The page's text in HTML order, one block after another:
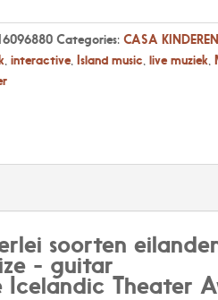
Categories: CASA KINDEREN
, interactive, Island music live muziek,
soorten
- guitar
Theater